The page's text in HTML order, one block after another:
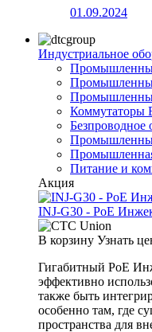
01.09.2024
Индустриальное
Коммутаторы
Безпроводное
Питание и
Акция
INJ-G30 - PoE
В корзину Узнать
Гигабитный PoE
эффективно
также быть
особенно там, где
пространства для